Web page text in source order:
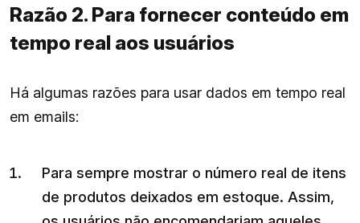
Razão 2. Para fornecer conteúdo em
tempo real aos usuários
Há algumas razões para usar dados em tempo real
em emails:
Para sempre mostrar o número real de itens
de produtos deixados em estoque. Assim,